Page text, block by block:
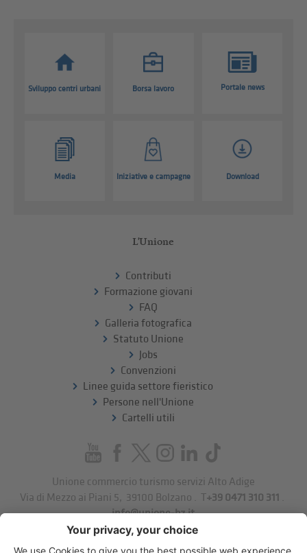
Sviluppo centri urbani Borsa lavoro Portale news
Media Iniziative e campagne Download
L'Unione
Contributi
Formazione giovani
FAQ
Galleria fotografica
Statuto Unione
Jobs
Convenzioni
Linee guida settore fieristico
Persone nell'Unione
Cartelli utili
Unione commercio turismo servizi Alto Adige
Via di Mezzo ai Piani 5
39100 Bolzano . T+39 0471 310 311 .
info@unione-bz.it
Impressum